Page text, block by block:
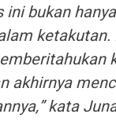
ini bukan
akhirnya
kata